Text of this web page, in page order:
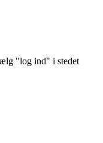
"log ind" i stedet